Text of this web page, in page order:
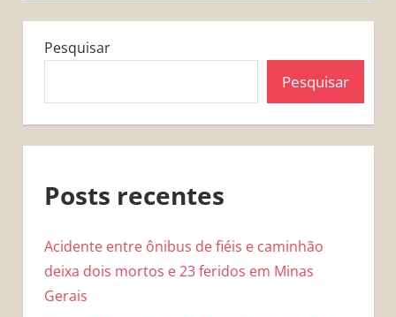
Pesquisar
Pesquisar
Posts recentes
Acidente entre ônibus de fiéis e caminhão
deixa dois mortos e 23 feridos em Minas
Gerais